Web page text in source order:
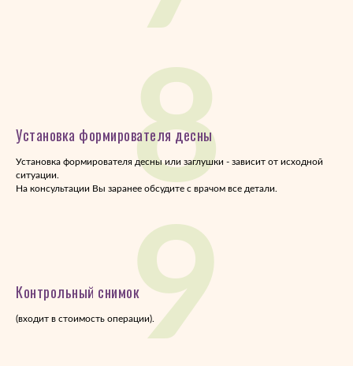
Установка формирователя десны
Установка формирователя десны или заглушки - зависит от исходной
ситуации.
На консультации Вы заранее обсудите с врачом все детали.
8
Контрольный снимок
(входит в стоимость операции).9